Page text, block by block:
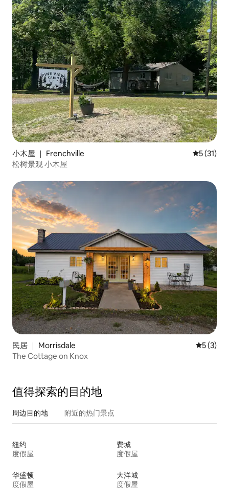
小木屋 ｜ Frenchville 平均评分
5 (31)
松树景观 小木屋
民居 ｜ Morrisdale 平均评分
5 (3)
The Cottage on Knox
值得探索的目的地
周边目的地 附近的热门景点
纽约
度假屋
费城
度假屋
华盛顿
度假屋
大洋城
度假屋